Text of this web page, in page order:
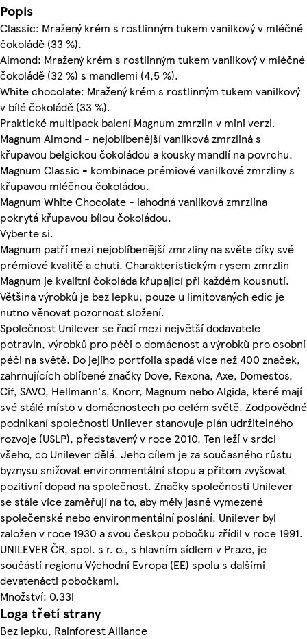
Popis
Classic: Mražený krém s rostlinným tukem vanilkový v mléčné
čokoládě (33 %).
Almond: Mražený krém s rostlinným tukem vanilkový v mléčné
čokoládě (32 %) s mandlemi (4,5 %).
White chocolate: Mražený krém s rostlinným tukem vanilkový
v bílé čokoládě (33 %).
Praktické multipack balení Magnum zmrzlin v mini verzi.
Magnum Almond - nejoblíbenější vanilková zmrzliná s
křupavou belgickou čokoládou a kousky mandlí na povrchu.
Magnum Classic - kombinace prémiové vanilkové zmrzliny s
křupavou mléčnou čokoládou.
Magnum White Chocolate - lahodná vanilková zmrzlina
pokrytá křupavou bílou čokoládou.
Vyberte si.
Magnum patří mezi nejoblíbenější zmrzliny na světe díky své
prémiové kvalitě a chuti. Charakteristickým rysem zmrzlin
Magnum je kvalitní čokoláda křupající při každém kousnutí.
Většina výrobků je bez lepku, pouze u limitovaných edic je
nutno věnovat pozornost složení.
Společnost Unilever se řadí mezi největší dodavatele
potravin, výrobků pro péči o domácnost a výrobků pro osobní
péči na světě. Do jejího portfolia spadá více než 400 značek,
zahrnujících oblíbené značky Dove, Rexona, Axe, Domestos,
Cif, SAVO, Hellmann's, Knorr, Magnum nebo Algida, které mají
své stálé místo v domácnostech po celém světě. Zodpovědné
podnikaní společnosti Unilever stanovuje plán udržitelného
rozvoje (USLP), představený v roce 2010. Ten leží v srdci
všeho, co Unilever dělá. Jeho cílem je za současného růstu
byznysu snižovat environmentální stopu a přitom zvyšovat
pozitivní dopad na společnost. Značky společnosti Unilever
se stále více zaměřují na to, aby měly jasně vymezené
společenské nebo environmentální poslání. Unilever byl
založen v roce 1930 a svou českou pobočku zřídil v roce 1991.
UNILEVER ČR, spol. s r. o., s hlavním sídlem v Praze, je
součástí regionu Východní Evropa (EE) spolu s dalšími
devatenácti pobočkami.
Množství: 0.33l
Loga třetí strany
Bez lepku, Rainforest Alliance